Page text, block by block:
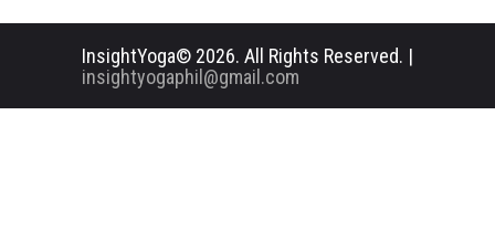
InsightYoga© 2026. All Rights Reserved. |
insightyogaphil@gmail.com